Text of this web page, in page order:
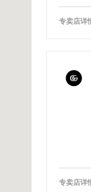
专卖店详
专卖店详